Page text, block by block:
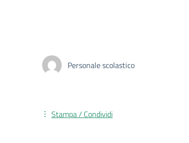
Personale scolastico
Stampa / Condividi